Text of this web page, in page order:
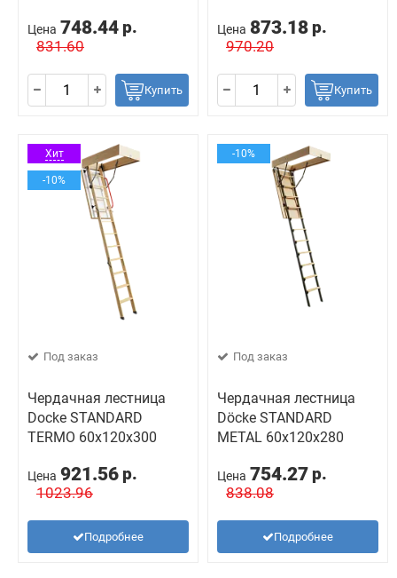
Цена 748.44 р.
831.60
Купить
Цена 873.18 р.
970.20
Купить
Хит
-10%
Под заказ
Чердачная лестница
Docke STANDARD
TERMO 60х120х300
Цена 921.56 р.
1023.96
Подробнее
-10%
Под заказ
Чердачная лестница
Döcke STANDARD
METAL 60х120х280
Цена 754.27 р.
838.08
Подробнее